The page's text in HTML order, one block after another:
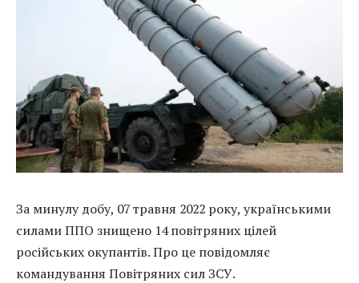
За минулу добу, 07 травня 2022 року, українськими
силами ППО знищено 14 повітряних цілей
російських окупантів. Про це повідомляє
командування Повітряних сил ЗСУ.